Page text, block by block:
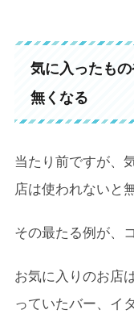
気に入ったも
無くなる
当たり前ですが、
店は使われないと
その最たる例が、
お気に入りのお店
っていたバー、イ